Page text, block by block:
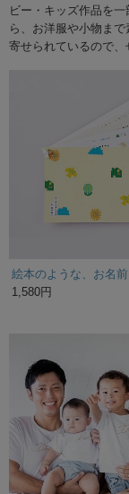
ビー・キッズ作品を
ら、お洋服や小物ま
寄せられているので、
1,580円